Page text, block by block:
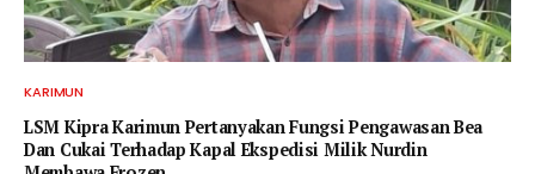
KARIMUN
LSM Kipra Karimun Pertanyakan Fungsi Pengawasan Bea
Dan Cukai Terhadap Kapal Ekspedisi Milik Nurdin